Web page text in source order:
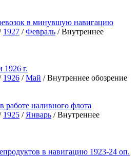
в минувшую навигацию
1927 /Февраль / Внутреннее
1926 г.
1926 /Май / Внутреннее обозрение
работе наливного флота
1925 / Январь / Внутреннее
в навигацию 1923-24 оп.